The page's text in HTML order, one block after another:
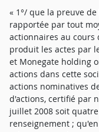
« 1°/ que la preuve
rapportée par tout
actionnaires au cours
produit les actes par
et Monegate holding
actions dans cette
actions nominatives
d'actions, certifié par
juillet 2008 soit
renseignement ;